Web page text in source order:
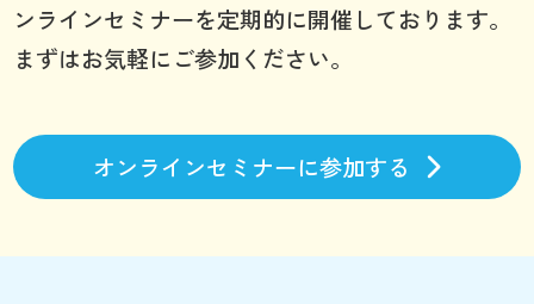
ンラインセミナーを定期的に開催しております。
まずはお気軽にご参加ください。
オンラインセミナーに参加する